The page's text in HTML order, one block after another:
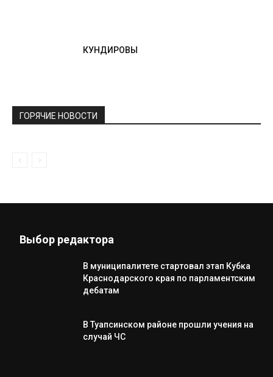
КУНДИРОВЫ
ГОРЯЧИЕ НОВОСТИ
Выбор редактора
В муниципалитете стартовал этап Кубка
Краснодарского края по парламентским
дебатам
В Туапсинском районе прошли учения на
случай ЧС